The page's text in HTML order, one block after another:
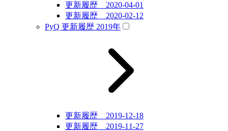
更新履歴 2020-04-01
更新履歴 2020-02-12
PyQ 更新履歴 2019年
更新履歴 2019-12-18
更新履歴 2019-11-27